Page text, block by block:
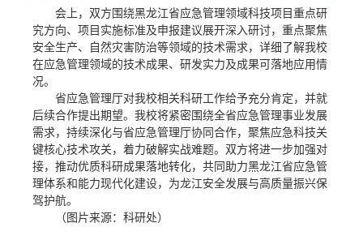
会上，双方围绕黑龙江省应急管理领域科技项目重点研
究方向、项目实施标准及申报建议展开深入研讨，重点聚焦
安全生产、自然灾害防治等领域的技术需求，详细了解我校
在应急管理领域的技术成果、研发实力及成果可落地应用情
况。
省应急管理厅对我校相关科研工作给予充分肯定，并就
后续合作提出期望。我校将紧密围绕全省应急管理事业发展
需求，持续深化与省应急管理厅协同合作，聚焦应急科技关
键核心技术攻关，着力破解实战难题。双方将进一步加强对
接，推动优质科研成果落地转化，共同助力黑龙江省应急管
理体系和能力现代化建设，为龙江安全发展与高质量振兴保
驾护航。
（图片来源：科研处）